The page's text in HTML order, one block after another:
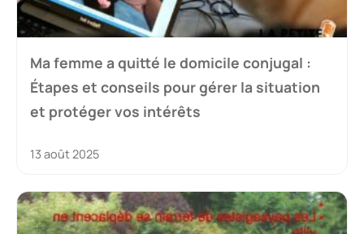
Ma femme a quitté le domicile conjugal :
Étapes et conseils pour gérer la situation
et protéger vos intérêts
13 août 2025